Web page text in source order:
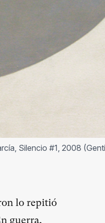
Silencio #1, 2008
lo repitió
guerra,